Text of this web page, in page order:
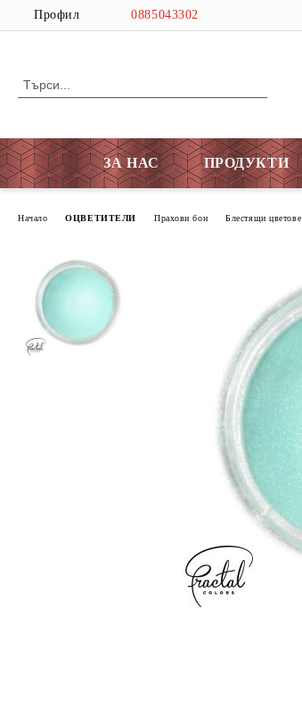
Профил 0885043302
ЗА НАС ПРОДУКТИ
Начало ОЦВЕТИТЕЛИ Прахови бои Блестящи цветове